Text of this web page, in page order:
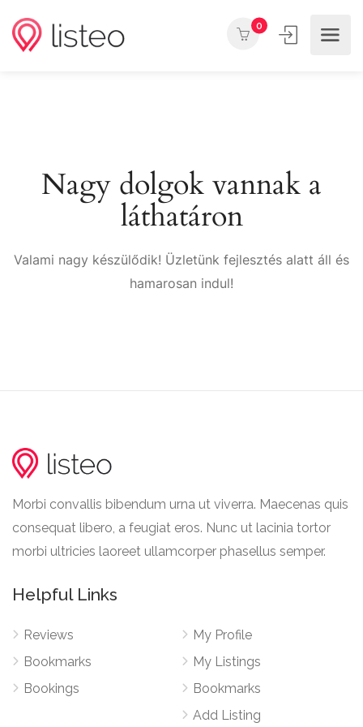
0
Nagy dolgok vannak a
láthatáron
Valami nagy készülődik! Üzletünk fejlesztés alatt áll és
hamarosan indul!
Morbi convallis bibendum urna ut viverra. Maecenas quis
consequat libero, a feugiat eros. Nunc ut lacinia tortor
morbi ultricies laoreet ullamcorper phasellus semper.
Helpful Links
Reviews
Bookmarks
Bookings
My Profile
My Listings
Bookmarks
Add Listing